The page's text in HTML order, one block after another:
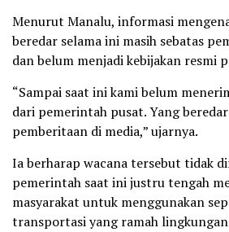
Menurut Manalu, informasi
beredar selama ini masih sebatas
dan belum menjadi kebijakan resmi
“Sampai saat ini kami belum
dari pemerintah pusat. Yang
pemberitaan di media,” ujarnya.
Ia berharap wacana tersebut tidak
pemerintah saat ini justru tengah
masyarakat untuk menggunakan
transportasi yang ramah